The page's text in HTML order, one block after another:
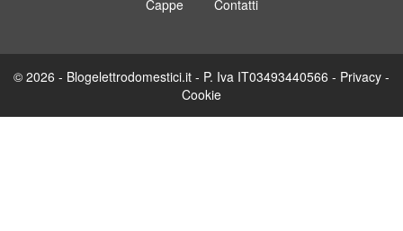
Cappe
Contatti
© 2026 - Blogelettrodomestici.it - P. Iva IT03493440566 - Privacy -
Cookie